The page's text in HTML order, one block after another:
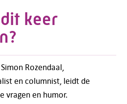
keer
Simon Rozendaal,
en columnist, leidt de
vragen en humor.